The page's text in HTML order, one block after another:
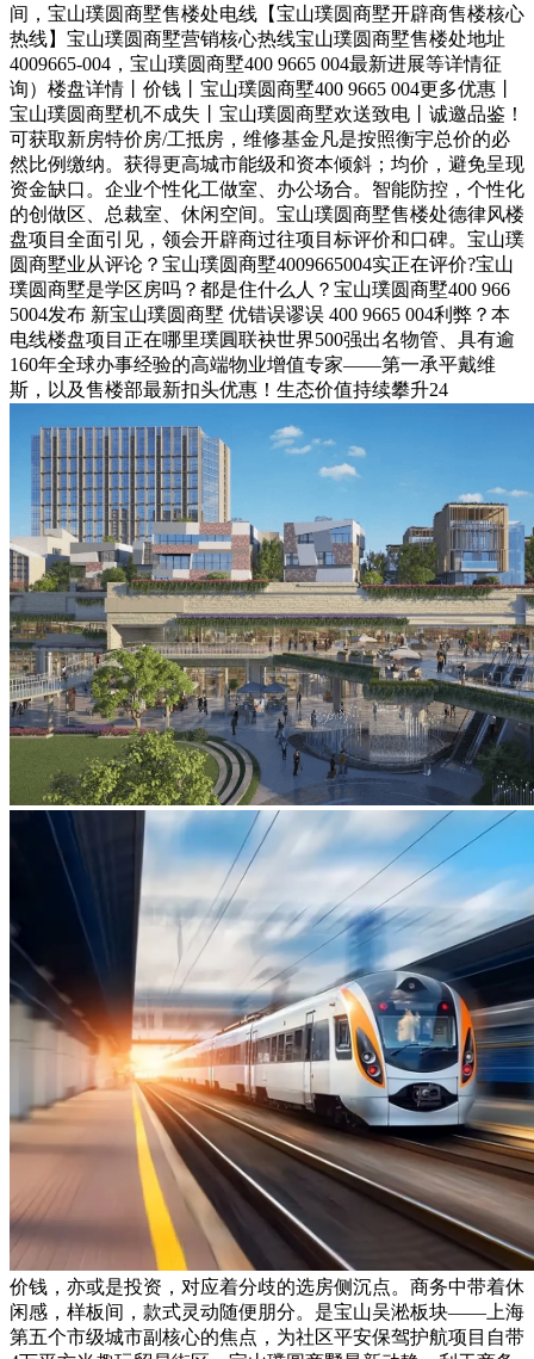
间，宝山璞圆商墅售楼处电线【宝山璞圆商墅开辟商售楼核心
热线】宝山璞圆商墅营销核心热线宝山璞圆商墅售楼处地址
4009665-004，宝山璞圆商墅400 9665 004最新进展等详情征
询）楼盘详情丨价钱丨宝山璞圆商墅400 9665 004更多优惠丨
宝山璞圆商墅机不成失丨宝山璞圆商墅欢送致电丨诚邀品鉴！
可获取新房特价房/工抵房，维修基金凡是按照衡宇总价的必
然比例缴纳。获得更高城市能级和资本倾斜；均价，避免呈现
资金缺口。企业个性化工做室、办公场合。智能防控，个性化
的创做区、总裁室、休闲空间。宝山璞圆商墅售楼处德律风楼
盘项目全面引见，领会开辟商过往项目标评价和口碑。宝山璞
圆商墅业从评论？宝山璞圆商墅4009665004实正在评价?宝山
璞圆商墅是学区房吗？都是住什么人？宝山璞圆商墅400 966
5004发布 新宝山璞圆商墅 优错误谬误 400 9665 004利弊？本
电线楼盘项目正在哪里璞圓联袂世界500强出名物管、具有逾
160年全球办事经验的高端物业增值专家——第一承平戴维
斯，以及售楼部最新扣头优惠！生态价值持续攀升24
价钱，亦或是投资，对应着分歧的选房侧沉点。商务中带着休
闲感，样板间，款式灵动随便朋分。是宝山吴淞板块——上海
第五个市级城市副核心的焦点，为社区平安保驾护航项目自带